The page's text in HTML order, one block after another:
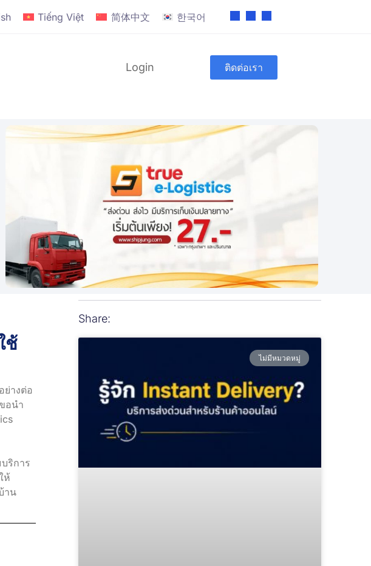
Tiếng Việt 简体中文 한국어
Login ติดต่อเรา
ช้
ย่างต่อ
อนำ
ริการ
ห้
าน
Share:
ไม่มีหมวดหมู่